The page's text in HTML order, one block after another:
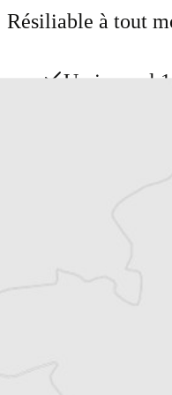
Résiliable à tout
Un journal